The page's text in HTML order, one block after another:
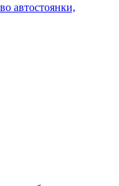
автостоянки,